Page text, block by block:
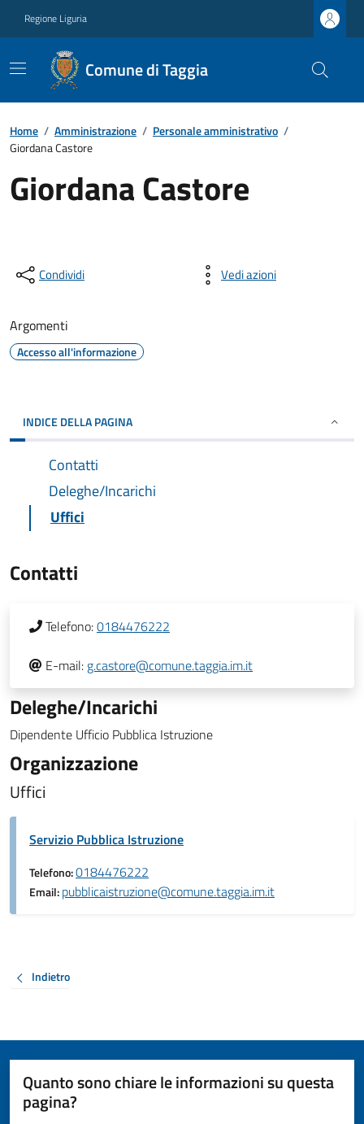
Regione Liguria
Comune di Taggia
Home / Amministrazione / Personale amministrativo /
Giordana Castore
Giordana Castore
Condividi Vedi azioni
Argomenti
Accesso all'informazione
INDICE DELLA PAGINA
Contatti
Deleghe/Incarichi
Uffici
Contatti
Telefono:0184476222
E-mail: g.castore@comune.taggia.im.it
Deleghe/Incarichi
Dipendente Ufficio Pubblica Istruzione
Organizzazione
Uffici
Servizio Pubblica Istruzione
Telefono:0184476222
Email:pubblicaistruzione@comune.taggia.im.it
Indietro
Quanto sono chiare le informazioni su questa
pagina?